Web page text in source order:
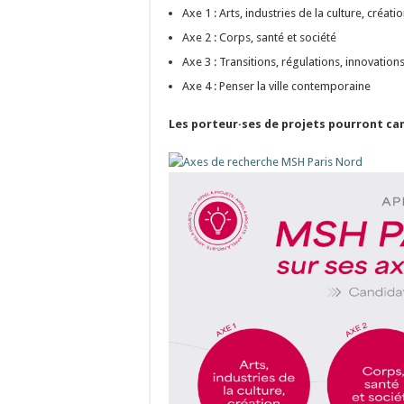
Axe 1 : Arts, industries de la culture,
Axe 2 : Corps, santé et société
Axe 3 : Transitions, régulations,
Axe 4 : Penser la ville contemporaine
Les porteur·ses de projets pourront